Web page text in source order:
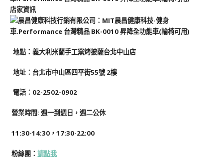
店家資訊
地點：義大利米蘭手工窯烤披薩台北中山店
地址：台北市中山區四平街55號 2樓
電話：02-2502-0902
營業時間: 週一到週日 ， 週二公休
11:30-14:30，17:30-22:00
粉絲團 ： 請點我